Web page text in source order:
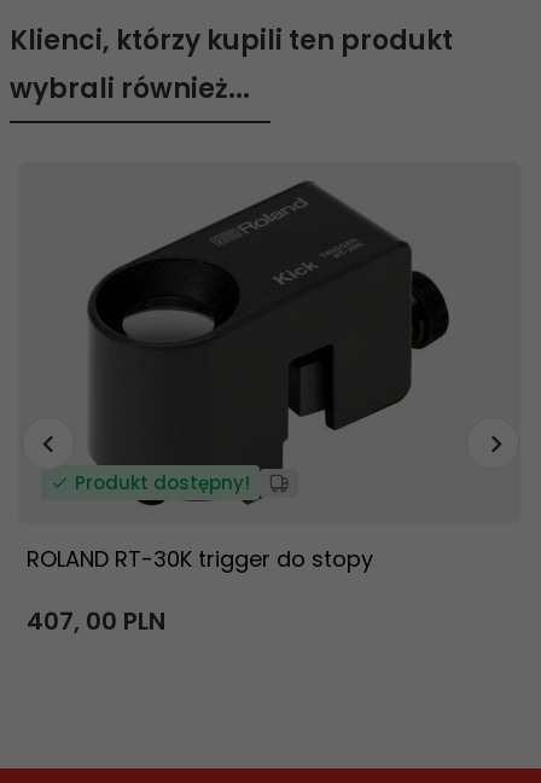
Klienci, którzy kupili ten produkt
wybrali również...
Produkt dostępny!
ROLAND RT-30K trigger do stopy
407, 00 PLN